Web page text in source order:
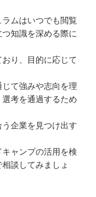
ムはいつでも閲覧
知識を深める際に
り、目的に応じて
て強みや志向を理
考を通過するため
企業を見つけ出す
ャンプの活用を検
談してみましょ